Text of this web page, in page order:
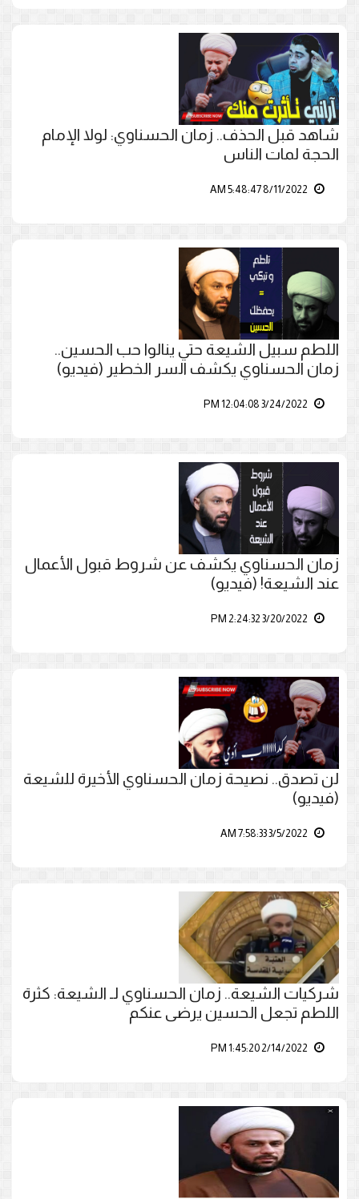
شاهد قبل الحذف.. زمان الحسناوي: لولا الإمام
الحجة لمات الناس
اللطم سبيل الشيعة حتي ينالوا حب الحسين..
زمان الحسناوي يكشف السر الخطير (فيديو)
زمان الحسناوي يكشف عن شروط قبول الأعمال
عند الشيعة! (فيديو)
لن تصدق.. نصيحة زمان الحسناوي الأخيرة للشيعة
(فيديو)
شركيات الشيعة.. زمان الحسناوي لـ الشيعة: كثرة
اللطم تجعل الحسين يرضى عنكم